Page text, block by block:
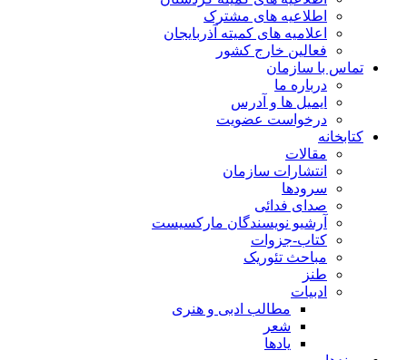
اطلاعیه های مشترک
اعلامیه های کمیته آذربایجان
فعالین خارج کشور
تماس با سازمان
درباره ما
ایمیل ها و آدرس
درخواست عضویت
کتابخانه
مقالات
انتشارات سازمان
سرودها
صدای فدائی
آرشیو نویسندگان مارکسیست
کتاب-جزوات
مباحث تئوریک
طنز
ادبیات
مطالب ادبی و هنری
شعر
یادها